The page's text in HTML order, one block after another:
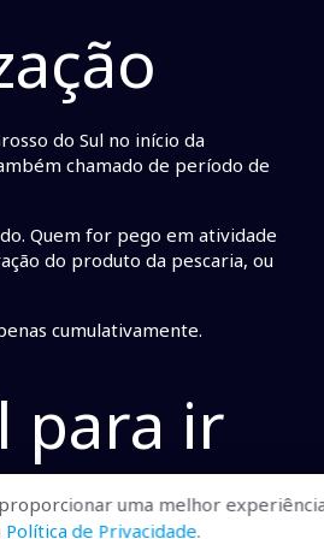
do Sul no início da
chamado de período de
Quem for pego em atividade
do produto da pescaria, ou
cumulativamente.
para ir
uma melhor
Política de Privacidade.